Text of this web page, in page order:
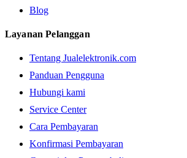
Blog
Layanan Pelanggan
Tentang Jualelektronik.com
Panduan Pengguna
Hubungi kami
Service Center
Cara Pembayaran
Konfirmasi Pembayaran